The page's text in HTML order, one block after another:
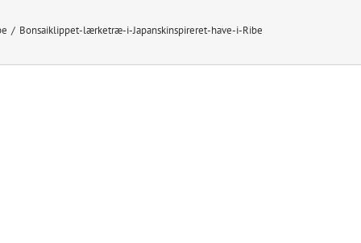
Bonsaiklippet-lærketræ-i-Japanskinspireret-have-i-Ribe